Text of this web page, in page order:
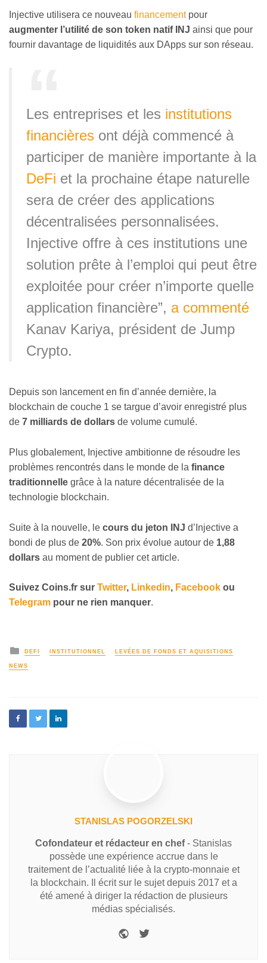
Injective utilisera ce nouveau financementpour
augmenter l’utilité de son token natif INJ ainsi que pour
fournir davantage de liquidités aux DApps sur son réseau.
Les entreprises et les institutions
financières ont déjà commencé à
participer de manière importante à la
DeFi et la prochaine étape naturelle
sera de créer des applications
décentralisées personnalisées.
Injective offre à ces institutions une
solution prête à l’emploi qui peut être
exploitée pour créer n’importe quelle
application financière”, a commenté
Kanav Kariya, président de Jump
Crypto.
Depuis son lancement en fin d’année dernière, la
blockchain de couche 1 se targue d’avoir enregistré plus
de 7 milliards de dollars de volume cumulé.
Plus globalement, Injective ambitionne de résoudre les
problèmes rencontrés dans le monde de la finance
traditionnelle grâce à la nature décentralisée de la
technologie blockchain.
Suite à la nouvelle, le cours du jeton INJ d’Injective a
bondi de plus de 20%. Son prix évolue autour de 1,88
dollars au moment de publier cet article.
Suivez Coins.fr sur Twitter, Linkedin, Facebook ou
Telegram pour ne rien manquer.
DEFI INSTITUTIONNEL LEVÉES DE FONDS ET AQUISITIONS
NEWS
STANISLAS POGORZELSKI
Cofondateur et rédacteur en chef- Stanislas
possède une expérience accrue dans le
traitement de l’actualité liée à la crypto-monnaie et
la blockchain. Il écrit sur le sujet depuis 2017 et a
été amené à diriger la rédaction de plusieurs
médias spécialisés.